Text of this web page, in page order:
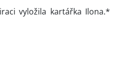
vyložila kartářka Ilona.*